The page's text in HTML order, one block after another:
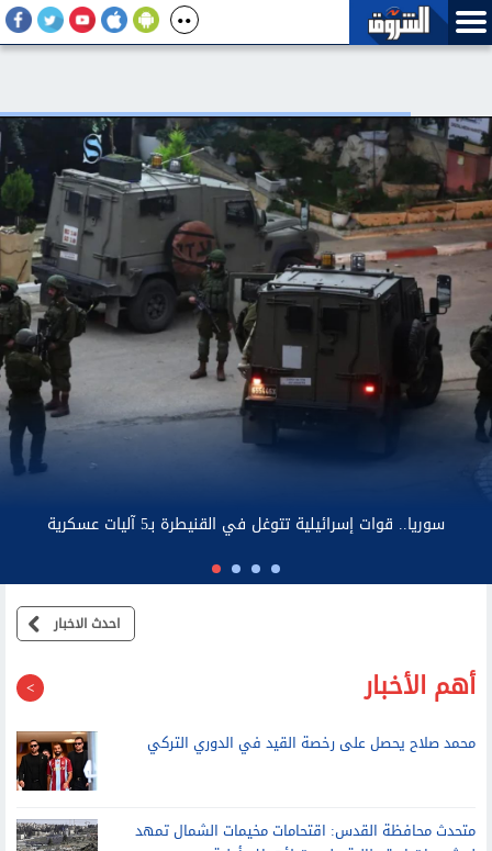
الحكومية بمأرب اليمنية
احدث الاخبار
أهم الأخبار
محمد صلاح يحصل على رخصة القيد في الدوري التركي
متحدث محافظة القدس: اقتحامات مخيمات الشمال تمهد
لمشروعات استيطانية وليست لأهداف أمنية